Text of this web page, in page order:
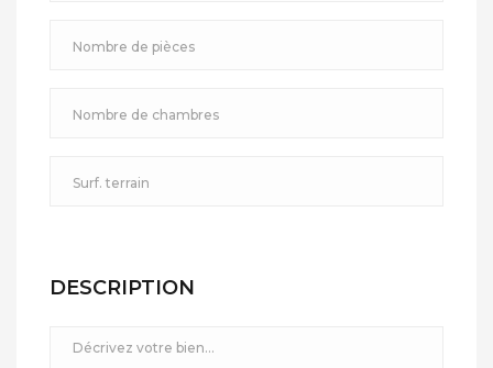
DESCRIPTION